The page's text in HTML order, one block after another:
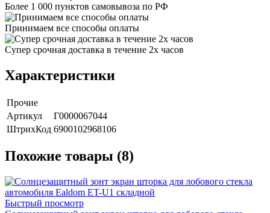
Более 1 000 пунктов самовывоза по РФ
Принимаем все способы оплаты
Супер срочная доставка в течение 2х часов
Характеристики
Прочие
Артикул
Г0000067044
ШтрихКод 6900102968106
Похожие товары (8)
Быстрый просмотр